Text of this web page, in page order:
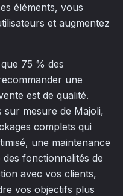
éléments, vous
et augmentez
75 % des
une
est de qualité.
sur mesure de Majoli,
complets qui
une maintenance
fonctionnalités de
avec vos clients,
vos objectifs plus